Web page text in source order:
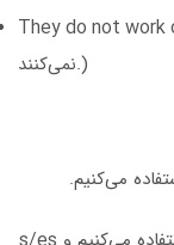
They do not work
نمی‌کنند.)
می‌کنیم.